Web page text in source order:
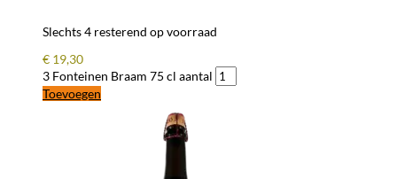
Slechts 4 resterend op voorraad
€ 19,30
3 Fonteinen Braam 75 cl aantal
Toevoegen